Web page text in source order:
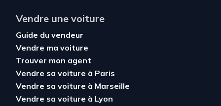
Vendre une voiture
Guide du vendeur
Vendre ma voiture
Trouver mon agent
Vendre sa voiture à Paris
Vendre sa voiture à Marseille
Vendre sa voiture à Lyon